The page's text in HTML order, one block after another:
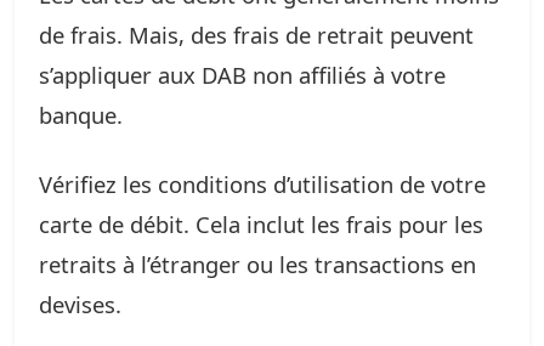
de frais. Mais, des frais de retrait peuvent
s’appliquer aux DAB non affiliés à votre
banque.
Vérifiez les conditions d’utilisation de votre
carte de débit. Cela inclut les frais pour les
retraits à l’étranger ou les transactions en
devises.